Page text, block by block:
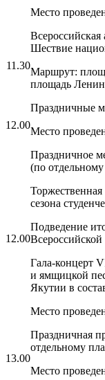
Место
11.30
Шествие
Маршрут:
площадь
12.00
Праздничные
Место
12.00
Праздничное
(по
сезона
Подведение
Гала-концерт
и ямщицкой
Якутии в
Место
13.00
Праздничная
отдельному
Место